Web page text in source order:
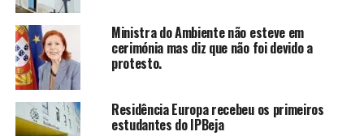
Ministra do Ambiente não esteve em
cerimónia mas diz que não foi devido a
protesto.
Residência Europa recebeu os primeiros
estudantes do IPBeja